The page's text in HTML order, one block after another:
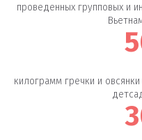
проведенных групповых и
килограмм гречки и